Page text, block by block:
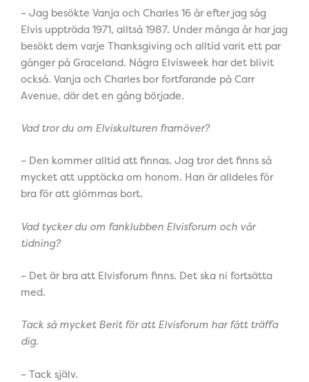
– Jag besökte Vanja och Charles 16 år efter jag såg
Elvis uppträda 1971, alltså 1987. Under många år har jag
besökt dem varje Thanksgiving och alltid varit ett par
gånger på Graceland. Några Elvisweek har det blivit
också. Vanja och Charles bor fortfarande på Carr
Avenue, där det en gång började.
Vad tror du om Elviskulturen framöver?
– Den kommer alltid att finnas. Jag tror det finns så
mycket att upptäcka om honom. Han är alldeles för
bra för att glömmas bort.
Vad tycker du om fanklubben Elvisforum och vår
tidning?
– Det är bra att Elvisforum finns. Det ska ni fortsätta
med.
Tack så mycket Berit för att Elvisforum har fått träffa
dig.
– Tack själv.